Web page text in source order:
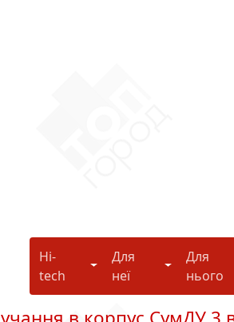
Hi-
tech
Hi-tech
Для
неї
Для неї
Для
нього